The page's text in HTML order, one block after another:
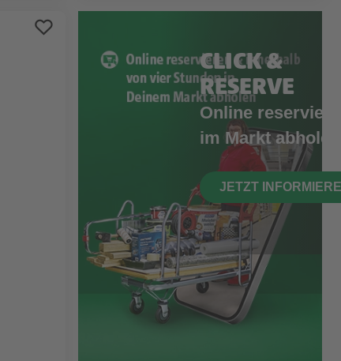
CLICK &
RESERVE
Online
im Markt abholen
JETZT